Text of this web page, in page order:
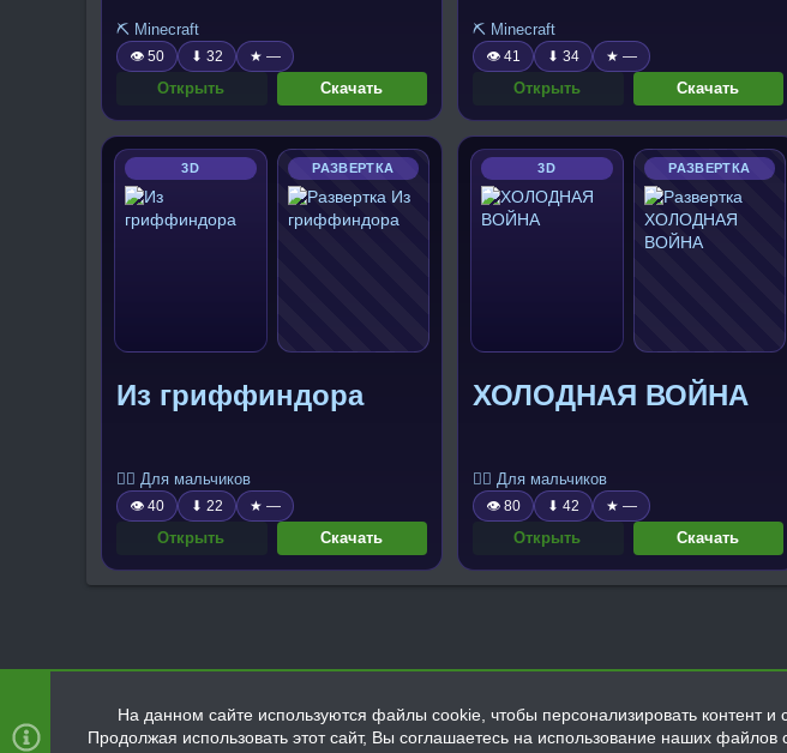
⛏️ Minecraft
👁 50 ⬇ 32 ★ —
Открыть Скачать
⛏️ Minecraft
👁 41 ⬇ 34 ★ —
Открыть Скачать
3D РАЗВЕРТКА
Из гриффиндора
🧍‍♂️ Для мальчиков
👁 40 ⬇ 22 ★ —
Открыть Скачать
3D РАЗВЕРТКА
ХОЛОДНАЯ ВОЙНА
🧍‍♂️ Для мальчиков
👁 80 ⬇ 42 ★ —
Открыть Скачать
На данном сайте используются файлы cookie, чтобы персонализировать контент и
Продолжая использовать этот сайт, Вы соглашаетесь на использование наших